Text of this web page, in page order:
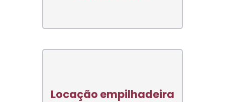
Locação empilhadeira